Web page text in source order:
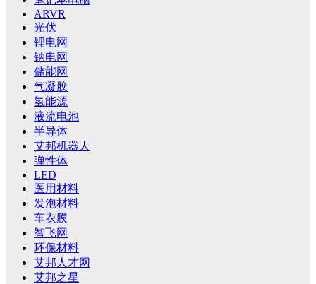
ARVR
光伏
锂电网
钠电网
储能网
气凝胶
氢能源
液流电池
半导体
艾邦机器人
弹性体
LED
医用材料
发泡材料
车衣膜
智飞网
环保材料
艾邦人才网
艾邦之星